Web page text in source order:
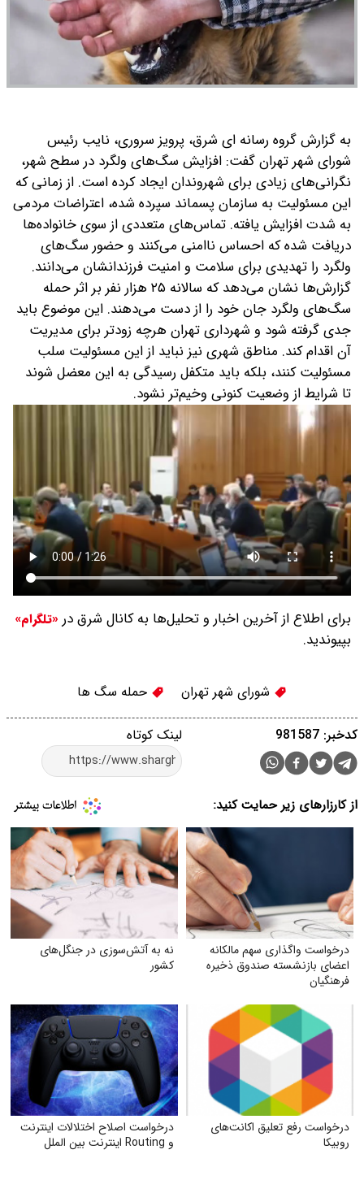
به گزارش گروه رسانه ای شرق، پرویز سروری، نایب رئیس
شورای شهر تهران گفت: افزایش سگ‌های ولگرد در سطح شهر،
نگرانی‌های زیادی برای شهروندان ایجاد کرده است. از زمانی که
این مسئولیت به سازمان پسماند سپرده شده، اعتراضات مردمی
به شدت افزایش یافته. تماس‌های متعددی از سوی خانواده‌ها
دریافت شده که احساس ناامنی می‌کنند و حضور سگ‌های
ولگرد را تهدیدی برای سلامت و امنیت فرزندانشان می‌دانند.
گزارش‌ها نشان می‌دهد که سالانه ۲۵ هزار نفر بر اثر حمله
سگ‌های ولگرد جان خود را از دست می‌دهند. این موضوع باید
جدی گرفته شود و شهرداری تهران هرچه زودتر برای مدیریت
آن اقدام کند. مناطق شهری نیز نباید از این مسئولیت سلب
مسئولیت کنند، بلکه باید متکفل رسیدگی به این معضل شوند
تا شرایط از وضعیت کنونی وخیم‌تر نشود.
برای اطلاع از آخرین اخبار و تحلیل‌ها به کانال شرق در «تلگرام»
بپیوندید.
شورای شهر تهران حمله سگ ها
لینک کوتاه کدخبر: 981587
از کارزارهای زیر حمایت کنید:
درخواست واگذاری سهم مالکانه
اعضای بازنشسته صندوق ذخیره
فرهنگیان
نه به آتش‌سوزی در جنگل‌های
کشور
درخواست رفع تعلیق اکانت‌های
روبیکا
درخواست اصلاح اختلالات اینترنت
و Routing اینترنت بین الملل